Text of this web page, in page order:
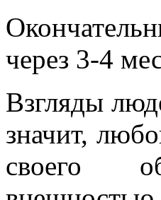
через 3-4
Взгляды
значит,
своего